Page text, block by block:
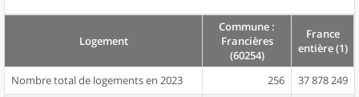
Logement
Commune :
Francières
(60254)
France
entière (1)
Nombre total de logements en 2023 256
37 878 249